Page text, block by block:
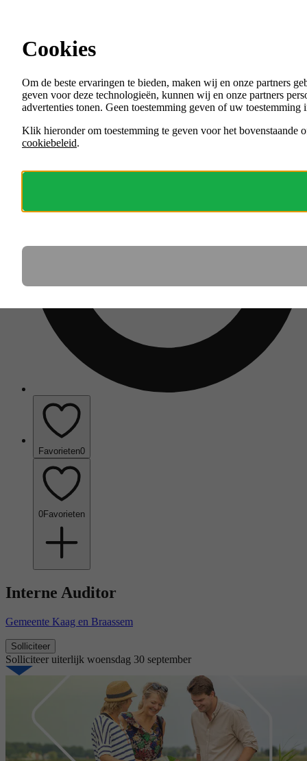
Menu
VACATURES
ORGANISATIES
Favorieten0
0Favorieten
Interne Auditor
Gemeente Kaag en Braassem
Solliciteer
Solliciteer uiterlijk woensdag 30 september
Cookies
Om de beste ervaringen te bieden, maken wij en onze partners
geven voor deze technologieën, kunnen wij en onze partners
advertenties tonen. Geen toestemming geven of uw
Klik hieronder om toestemming te geven voor het bovenstaande
cookiebeleid.